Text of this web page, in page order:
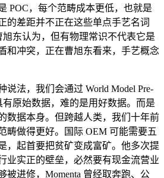
POC，每个范畴成本更低，也就是
的差距并不正在这些单点手艺名词
旭东认为，但有物理常识不代表它是
和冲突，正在曹旭东看来，手艺概念
法，我们会通过 World Model Pre-
有原始数据，难的是用好数据。而是
数据本身。但跨越人类，我们十年前
畴做得更好。国际 OEM 可能需要五
，起首要把贫矿变成富矿。他多次提
业实正的壁垒，必然要有现金流营业
被进修，Momenta 曾经取奔跑、公